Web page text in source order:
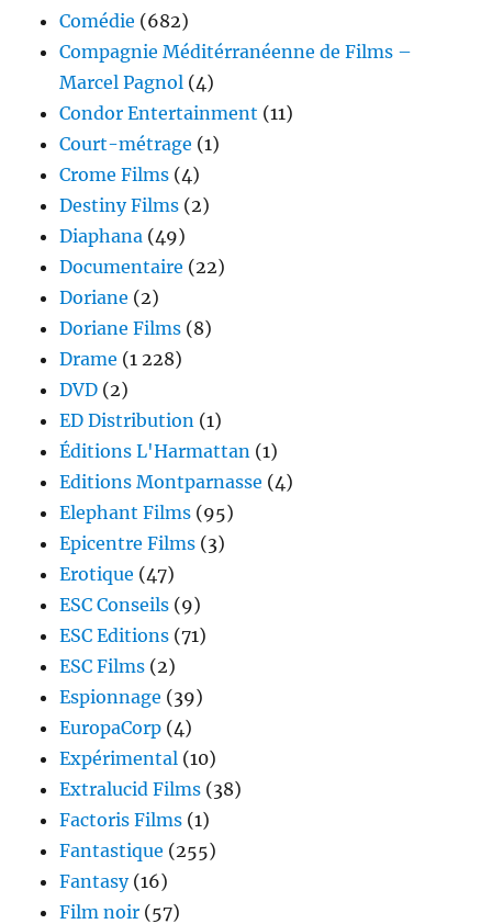
Comédie (682)
Compagnie Méditérranéenne de Films –
Marcel Pagnol (4)
Condor Entertainment (11)
Court-métrage (1)
Crome Films (4)
Destiny Films (2)
Diaphana (49)
Documentaire (22)
Doriane (2)
Doriane Films (8)
Drame (1 228)
DVD (2)
ED Distribution (1)
Éditions L'Harmattan (1)
Editions Montparnasse (4)
Elephant Films (95)
Epicentre Films (3)
Erotique (47)
ESC Conseils (9)
ESC Editions (71)
ESC Films (2)
Espionnage (39)
EuropaCorp (4)
Expérimental (10)
Extralucid Films (38)
Factoris Films (1)
Fantastique (255)
Fantasy(16)
Film noir (57)